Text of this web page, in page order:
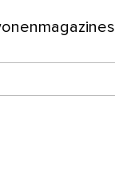
magazines